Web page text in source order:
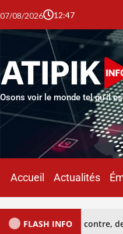
07/08/2026 12:47
Osons voir le monde tel qu'il
Accueil Actualités
FLASH INFO
deux mémoires